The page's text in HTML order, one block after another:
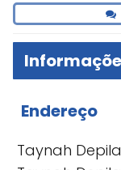
Endereço
Taynah